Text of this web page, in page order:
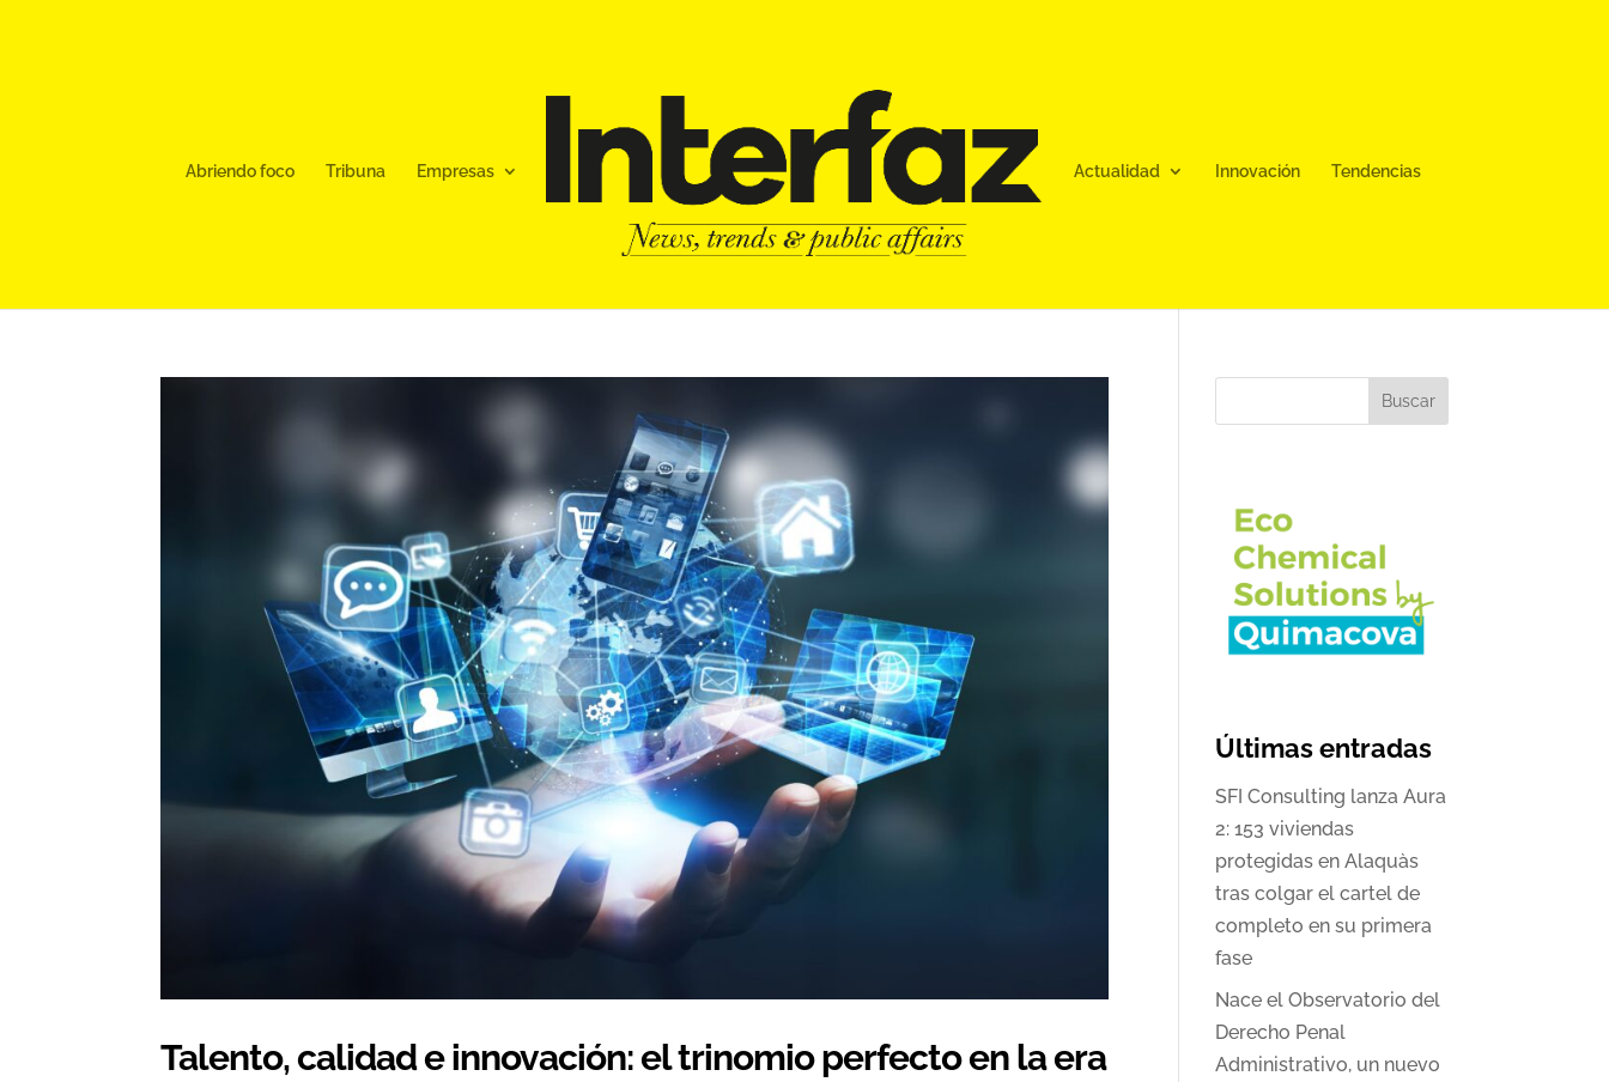
Abriendo foco Tribuna Empresas Actualidad Innovación Tendencias
Talento, calidad e innovación: el trinomio perfecto en la era
Buscar
Últimas entradas
SFI Consulting lanza Aura
2: 153 viviendas
protegidas en Alaquàs
tras colgar el cartel de
completo en su primera
fase
Nace el Observatorio del
Derecho Penal
Administrativo, un nuevo